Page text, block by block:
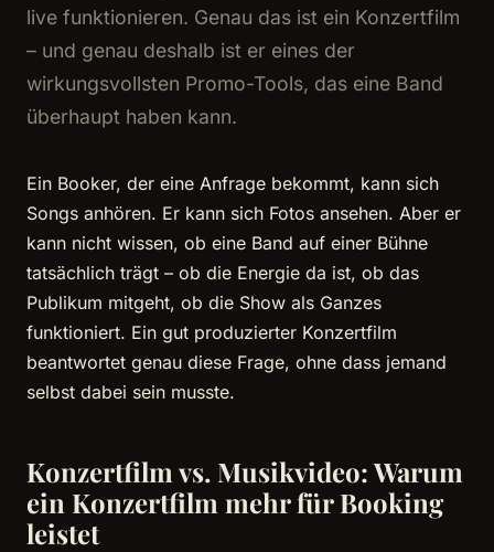
live funktionieren. Genau das ist ein Konzertfilm
– und genau deshalb ist er eines der
wirkungsvollsten Promo-Tools, das eine Band
überhaupt haben kann.
Ein Booker, der eine Anfrage bekommt, kann sich
Songs anhören. Er kann sich Fotos ansehen. Aber er
kann nicht wissen, ob eine Band auf einer Bühne
tatsächlich trägt – ob die Energie da ist, ob das
Publikum mitgeht, ob die Show als Ganzes
funktioniert. Ein gut produzierter Konzertfilm
beantwortet genau diese Frage, ohne dass jemand
selbst dabei sein musste.
Konzertfilm vs. Musikvideo: Warum
ein Konzertfilm mehr für Booking
leistet